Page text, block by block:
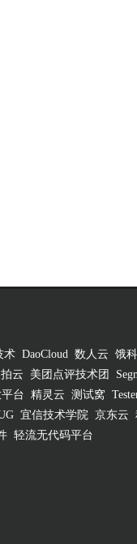
术 DaoCloud 数人云 饿
云 美团点评技术团
台 精灵云 测试窝
宜信技术学院 京东云
轻流无代码平台